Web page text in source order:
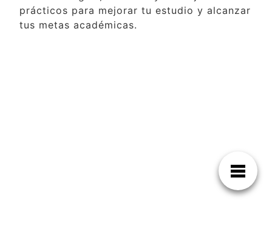
prácticos para mejorar tu estudio y alcanzar
tus metas académicas.